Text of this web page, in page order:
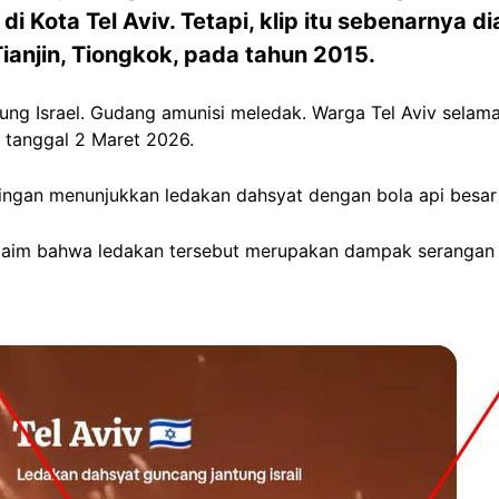
Kota Tel Aviv. Tetapi, klip itu sebenarnya
Tiongkok, pada tahun 2015.
Israel. Gudang amunisi meledak. Warga Tel Aviv
tanggal 2 Maret 2026.
menunjukkan ledakan dahsyat dengan bola api
bahwa ledakan tersebut merupakan dampak serangan